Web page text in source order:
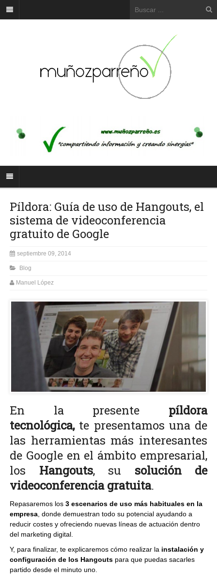
Píldora: Guía de uso de Hangouts, el
sistema de videoconferencia
gratuito de Google
septiembre 09, 2014
Blog
Manuel López
En la presente píldora
tecnológica,te presentamos una de
las herramientas más interesantes
de Google en el ámbito empresarial,
los Hangouts, su solución de
videoconferencia gratuita.
Repasaremos los 3 escenarios de uso más habituales en la
empresa , donde demuestran todo su potencial ayudando a
reducir costes y ofreciendo nuevas líneas de actuación dentro
del marketing digital.
Y, para finalizar, te explicaremos cómo realizar la instalación y
configuración de los Hangouts para que puedas sacarles
partido desde el minuto uno.